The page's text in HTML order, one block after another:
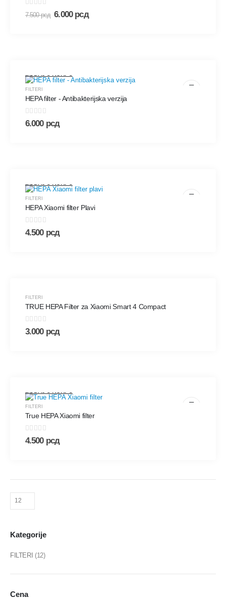
0 out of 5
7.500рсд 6.000 рсд
DODAJ U KORPU
FILTERI
HEPA filter - Antibakterijska verzija
0out of 5
6.000 рсд
DODAJ U KORPU
FILTERI
HEPA Xiaomi filter Plavi
0out of 5
4.500 рсд
FILTERI
TRUE HEPA Filter za Xiaomi Smart 4 Compact
0out of 5
3.000 рсд
DODAJ U KORPU
FILTERI
True HEPA Xiaomi filter
0out of 5
4.500 рсд
Kategorije
FILTERI (12)
Cena